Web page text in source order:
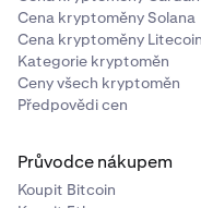
Cena kryptoměny Solana
Cena kryptoměny Litecoin
Kategorie kryptoměn
Ceny všech kryptoměn
Předpovědi cen
Průvodce nákupem
Koupit Bitcoin